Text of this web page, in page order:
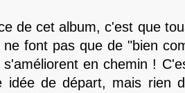
de cet album, c'est que
ne font pas que de "bien
s'améliorent en chemin !
idée de départ, mais rien